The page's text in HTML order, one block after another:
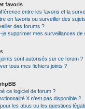
favoris
entre les favoris et la
en favoris ou surveiller des
des forums ?
je supprimer mes surveillances de
sont autorisés sur ce forum ?
tous mes fichiers joints ?
ce logiciel de forum ?
X n’est pas disponible ?
les abus ou les questions